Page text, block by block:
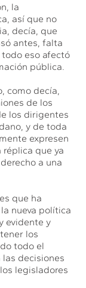
la
así que no
decía, que
antes, falta
eso afectó
pública.
como decía,
de los
los dirigentes
y de toda
expresen
réplica que ya
a una
que ha
nueva política
evidente y
los
todo el
decisiones
legisladores